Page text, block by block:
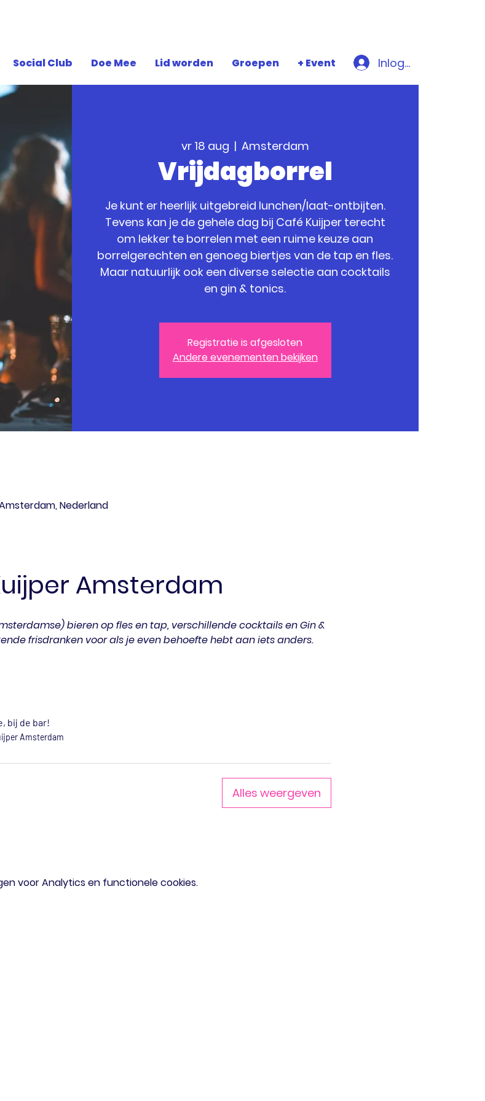
Social Club Doe Mee Lid worden Groepen + Event Inloggen
vr 18 aug
  |
Amsterdam
Vrijdagborrel
Je kunt er heerlijk uitgebreid lunchen/laat-ontbijten.
Tevens kan je de gehele dag bij Café Kuijper terecht
om lekker te borrelen met een ruime keuze aan
borrelgerechten en genoeg biertjes van de tap en fles.
Maar natuurlijk ook een diverse selectie aan cocktails
en gin & tonics.
Registratie is afgesloten
Andere evenementen bekijken
Nederland
Amsterdam
bieren op fles en tap, verschillende cocktails en Gin &
frisdranken voor als je even behoefte hebt aan iets anders.
bij de bar!
Amsterdam
Alles weergeven
voor Analytics en functionele cookies.